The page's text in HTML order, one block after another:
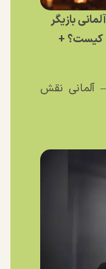
بازیگر
کیست؟ +
– آلمانی نقش